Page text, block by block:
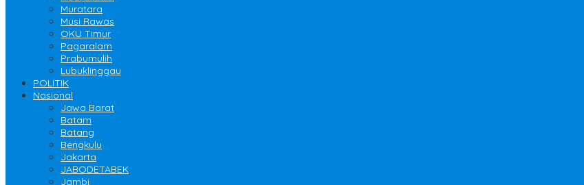
Muratara
Musi Rawas
OKU Timur
Pagaralam
Prabumulih
Lubuklinggau
POLITIK
Nasional
Jawa Barat
Batam
Batang
Bengkulu
Jakarta
JABODETABEK
Jambi